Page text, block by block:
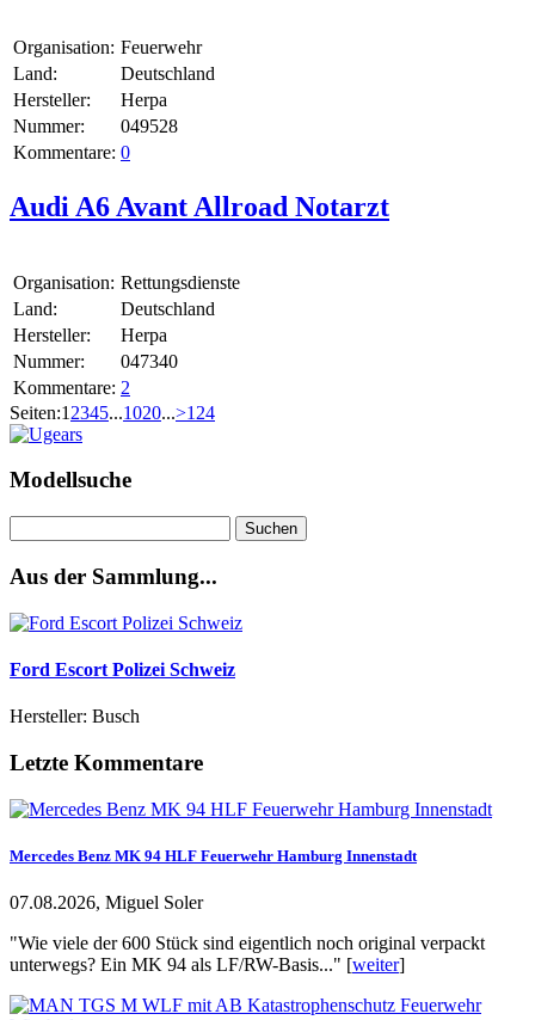
Organisation: Feuerwehr
Land:
Deutschland
Hersteller:
Herpa
Nummer:
049528
Kommentare: 0
Audi A6 Avant Allroad Notarzt
Organisation: Rettungsdienste
Land:
Deutschland
Hersteller:
Herpa
Nummer:
047340
Kommentare: 2
Seiten:1 2345...1020...>124
Modellsuche
nach:
Aus der Sammlung...
Ford Escort Polizei Schweiz
Hersteller: Busch
Letzte Kommentare
Mercedes Benz MK 94 HLF Feuerwehr Hamburg Innenstadt
07.08.2026, Miguel Soler
"Wie viele der 600 Stück sind eigentlich noch original verpackt
unterwegs? Ein MK 94 als LF/RW-Basis..." [weiter]